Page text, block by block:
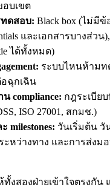
อบเขต
ดสอบ: Black box (ไม่มี
และเอกสารบางส่วน
ได้ทั้งหมด)
ระบบไหนห้าม
ฉุกเฉิน
compliance: กฎระเบีย
ISO 27001, สกมช.)
milestones: วันเริ่มต้น
ะหว่างทาง และการส่งม
งสองฝ่ายเข้าใจตรงกัน